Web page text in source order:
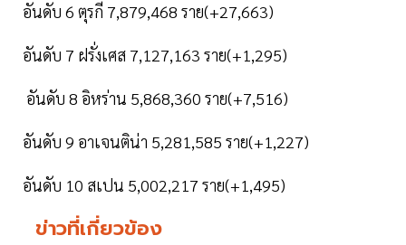
อันดับ 6 ตุรกี 7,879,468 ราย(+27,663)
อันดับ 7 ฝรั่งเศส 7,127,163 ราย(+1,295)
อันดับ 8 อิหร่าน 5,868,360 ราย(+7,516)
อันดับ 9 อาเจนติน่า 5,281,585 ราย(+1,227)
อันดับ 10 สเปน 5,002,217 ราย(+1,495)
ข่าวที่เกี่ยวข้อง